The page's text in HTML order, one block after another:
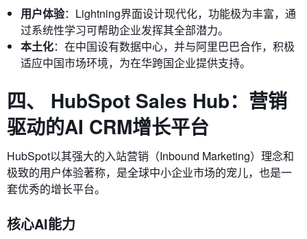
用户体验：Lightning界面设计现代化，功能极为丰富，通
过系统性学习可帮助企业发挥其全部潜力。
本土化：在中国设有数据中心，并与阿里巴巴合作，积极
适应中国市场环境，为在华跨国企业提供支持。
四、 HubSpot Sales Hub：营销
驱动的AI CRM增长平台
HubSpot以其强大的入站营销（Inbound Marketing）理念和
极致的用户体验著称，是全球中小企业市场的宠儿，也是一
套优秀的增长平台。
核心AI能力